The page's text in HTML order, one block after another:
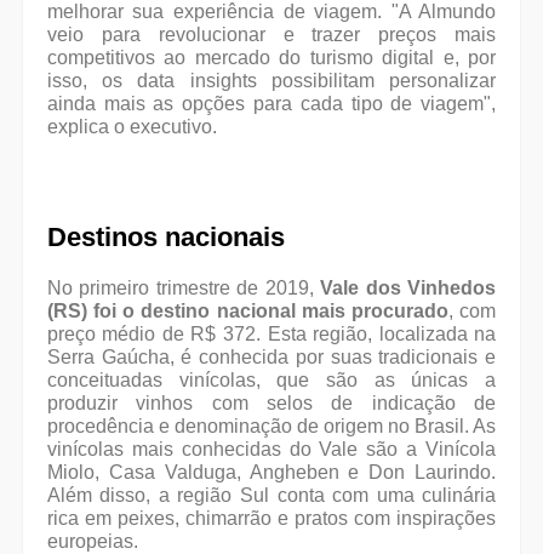
melhorar sua experiência de viagem. "A Almundo
veio para revolucionar e trazer preços mais
competitivos ao mercado do turismo digital e, por
isso, os data insights possibilitam personalizar
ainda mais as opções para cada tipo de viagem",
explica o executivo.
Destinos nacionais
No primeiro trimestre de 2019,Vale dos Vinhedos
(RS) foi o destino nacional mais procurado, com
preço médio de R$ 372. Esta região, localizada na
Serra Gaúcha, é conhecida por suas tradicionais e
conceituadas vinícolas, que são as únicas a
produzir vinhos com selos de indicação de
procedência e denominação de origem no Brasil. As
vinícolas mais conhecidas do Vale são a Vinícola
Miolo, Casa Valduga, Angheben e Don Laurindo.
Além disso, a região Sul conta com uma culinária
rica em peixes, chimarrão e pratos com inspirações
europeias.